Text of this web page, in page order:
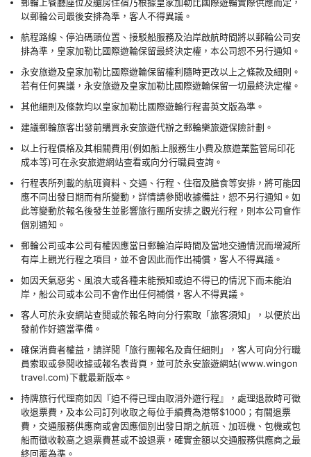
以郵輪公司最後安排為準，客人不得異議。
航程路線、停泊碼頭位置、接駁船服務及泊岸啟航時間將以郵輪公司安
排為準，皇家加勒比國際遊輪保留最終決定權，本公司恕不另行通知。
永安旅遊及皇家加勒比國際遊輪保留權利隨時更改以上之條款及細則。
若有任何異議，永安旅遊及皇家加勒比國際遊輪保留一切最終決定權。
其他細則及條款均以皇家加勒比國際遊輪行程書英文版為準。
建議郵輪旅客出發前購買永安旅遊代辦之郵輪樂旅遊保險計劃。
以上行程價格及其相關費用(例如船上服務生小費及旅遊業監管局印花
成本等)可在永安旅遊網站查看或向分行職員查詢。
行程表所列載的航班資料、交通、行程、住宿及膳食等安排，將可能因
應不同出發日期而有所變動，詳情請參閱收據備註，恕不另行通知。如
此等變動於報名後發生並影響旅行團所安排之觀光行程，則本公司會作
個別通知。
郵輪公司或本公司有權因應當日郵輪泊岸時間及當地交通情況而增減所
有岸上觀光行程之項目，並不會因此而作出補償，客人不得異議。
如因天氣惡劣、風浪大或各種未能預知或迫不得已的情況下而未能泊
岸，船公司或本公司不會作出任何補償，客人不得異議。
客人可於永安網站查閱或於報名時向分行索取「旅客須知」，以便於出
發前作好適當準備。
確保消費者權益，請詳閱「旅行團報名及責任細則」，客人可向分行職
員索取或參閱收據或報名表背頁，並可於永安旅遊網站(www.wingon
travel.com)下載最新版本。
持牌旅行代理商如因『迫不得已理由取消外遊行程』，處理退款時可徵
收退票費，及本公司訂列收取之每位手續費為港幣$1000；有關退票
費，交通服務供應商或會因應個別出發日期之航班、加班機、包機或包
船而徵收較高之退票費甚或不設退票，確實金額以交通服務供應商之最
終回覆為準。